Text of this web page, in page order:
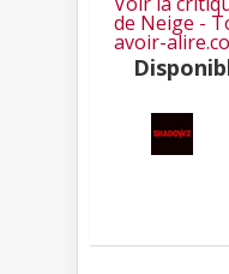
de Neige -
avoir-